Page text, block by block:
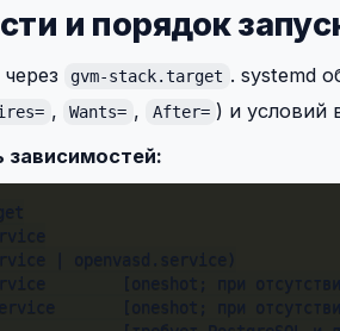
и порядок
gvm-stack.target . systemd
, Wants= , After= ) и условий
зависимостей: